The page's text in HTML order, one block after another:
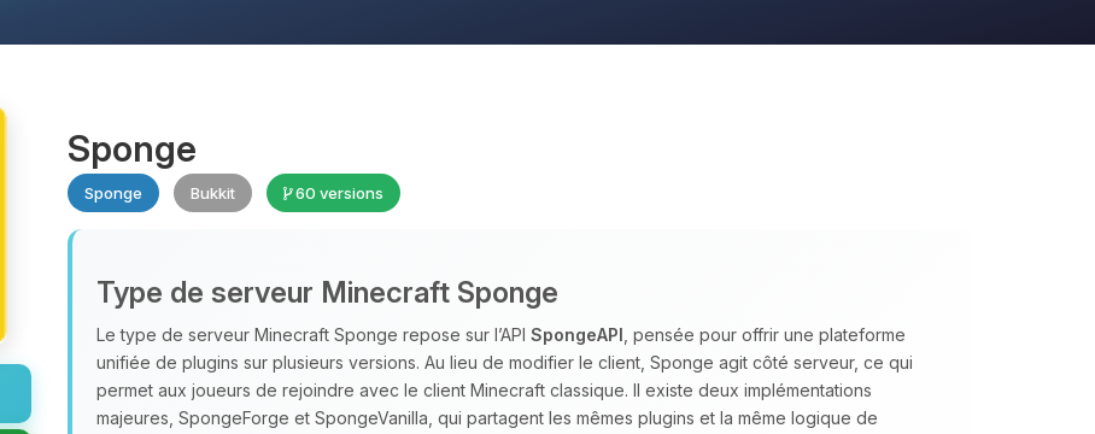
Sponge
Sponge Bukkit 60 versions
Type de serveur Minecraft Sponge
Le type de serveur Minecraft Sponge repose sur l’API SpongeAPI , pensée pour offrir une plateforme
unifiée de plugins sur plusieurs versions. Au lieu de modifier le client, Sponge agit côté serveur, ce qui
permet aux joueurs de rejoindre avec le client Minecraft classique. Il existe deux implémentations
majeures, SpongeForge et SpongeVanilla, qui partagent les mêmes plugins et la même logique de